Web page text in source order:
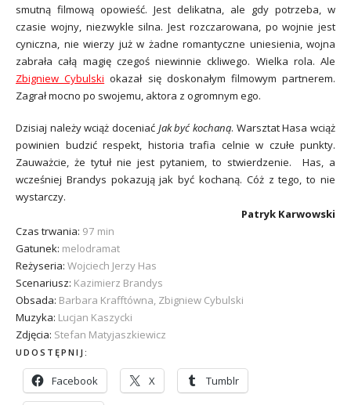
smutną filmową opowieść. Jest delikatna, ale gdy potrzeba, w
czasie wojny, niezwykle silna. Jest rozczarowana, po wojnie jest
cyniczna, nie wierzy już w żadne romantyczne uniesienia, wojna
zabrała całą magię czegoś niewinnie ckliwego. Wielka rola. Ale
Zbigniew Cybulski okazał się doskonałym filmowym partnerem.
Zagrał mocno po swojemu, aktora z ogromnym ego.
Dzisiaj należy wciąż doceniać Jak być kochaną. Warsztat Hasa wciąż
powinien budzić respekt, historia trafia celnie w czułe punkty.
Zauważcie, że tytuł nie jest pytaniem, to stwierdzenie. Has, a
wcześniej Brandys pokazują jak być kochaną. Cóż z tego, to nie
wystarczy.
Patryk Karwowski
Czas trwania: 97 min
Gatunek: melodramat
Reżyseria: Wojciech Jerzy Has
Scenariusz: Kazimierz Brandys
Obsada: Barbara Krafftówna, Zbigniew Cybulski
Muzyka: Lucjan Kaszycki
Zdjęcia: Stefan Matyjaszkiewicz
UDOSTĘPNIJ:
Facebook X Tumblr